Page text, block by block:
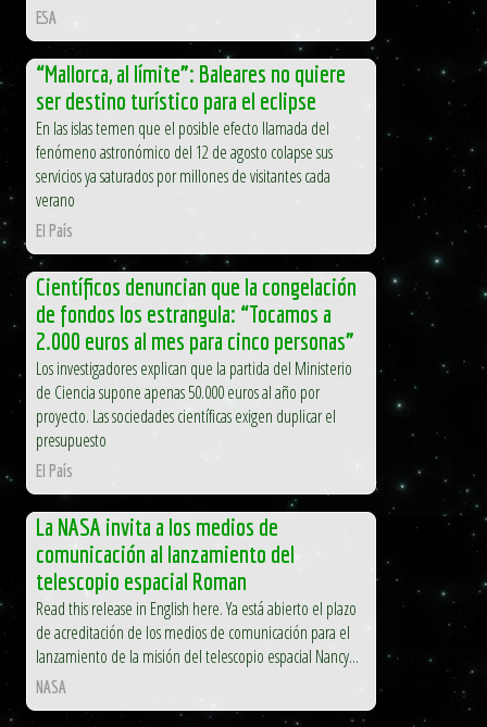
ESA
“Mallorca, al límite”: Baleares no quiere
ser destino turístico para el eclipse
En las islas temen que el posible efecto llamada del
fenómeno astronómico del 12 de agosto colapse sus
servicios ya saturados por millones de visitantes cada
verano
El País
Científicos denuncian que la congelación
de fondos los estrangula: “Tocamos a
2.000 euros al mes para cinco personas”
Los investigadores explican que la partida del Ministerio
de Ciencia supone apenas 50.000 euros al año por
proyecto. Las sociedades científicas exigen duplicar el
presupuesto
El País
La NASA invita a los medios de
comunicación al lanzamiento del
telescopio espacial Roman
Read this release in English here. Ya está abierto el plazo
de acreditación de los medios de comunicación para el
lanzamiento de la misión del telescopio espacial Nancy...
NASA